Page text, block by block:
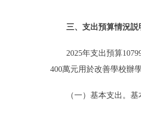
三、支出預算情況説
2025年支出預算
400萬元用於改善學校辦
（一）基本支出。基本